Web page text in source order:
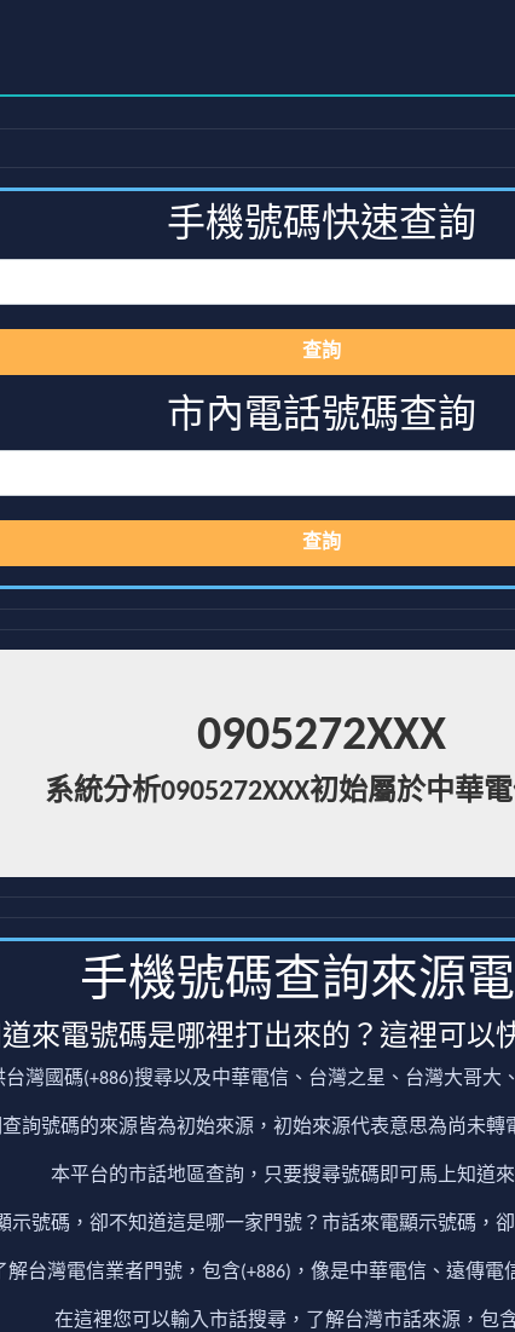
手機號碼快速查詢
查詢
市內電話號碼查詢
查詢
0905272XXX
系統分析0905272XXX初始屬於中華
手機號碼查詢來源
來電號碼是哪裡打出來的？這裡可以
台灣國碼(+886)搜尋以及中華電信、台灣之星、台灣大哥大
詢號碼的來源皆為初始來源，初始來源代表意思為尚未轉
本平台的市話地區查詢，只要搜尋號碼即可馬上知道來
示號碼，卻不知道這是哪一家門號？市話來電顯示號碼，
台灣電信業者門號，包含(+886)，像是中華電信、遠傳電
在這裡您可以輸入市話搜尋，了解台灣市話來源，包含